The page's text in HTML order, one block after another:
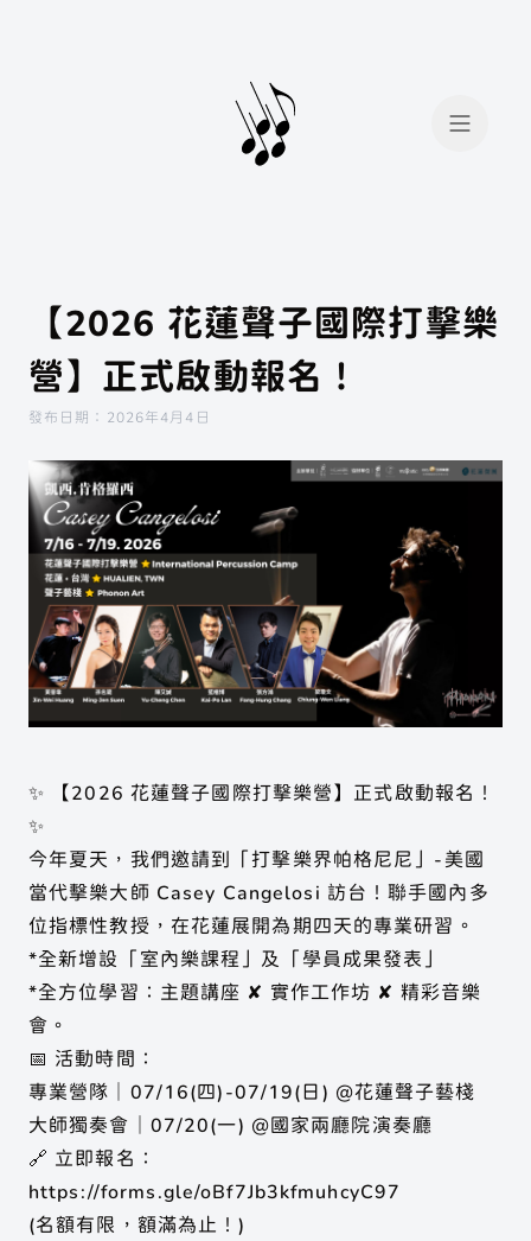
【2026 花蓮聲子國際打擊樂
營】正式啟動報名！
發布日期：2026年4月4日
✨ 【2026 花蓮聲子國際打擊樂營】正式啟動報名！
✨
今年夏天，我們邀請到「打擊樂界帕格尼尼」-美國
當代擊樂大師 Casey Cangelosi 訪台！聯手國內多
位指標性教授，在花蓮展開為期四天的專業研習。
*全新增設「室內樂課程」及「學員成果發表」
*全方位學習：主題講座 ✘ 實作工作坊 ✘ 精彩音樂
會。
📅 活動時間：
專業營隊｜07/16(四)-07/19(日) @花蓮聲子藝棧
大師獨奏會｜07/20(一) @國家兩廳院演奏廳
🔗 立即報名：
https://forms.gle/oBf7Jb3kfmuhcyC97
(名額有限，額滿為止！)
會員登入 會員註冊
我想找...
聲子樂集
關於聲子
展演活動
歷年製作
合作邀約
聲子藝棧
Phonon Arts
場地列表
練習室租借
移地集訓
聲子樂集 Phonon Music
聲子藝棧 × 聲子咖啡
Instagram
聲子樂集 Line 官方帳號